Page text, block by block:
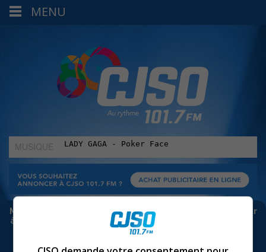
MUSIQUE
:
Meta bloque les infos sur Facebook. Pour ne rien manquer
à Sorel-Tracy et la région, abonne-toi à notre infolettre :
MENU